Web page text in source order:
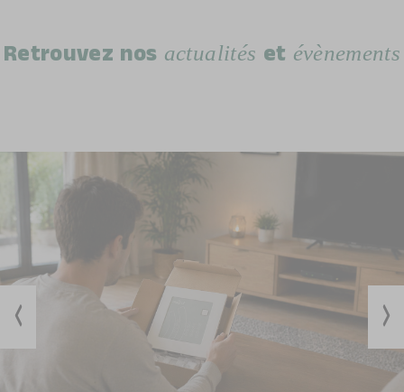
Retrouvez nos actualités et évènements